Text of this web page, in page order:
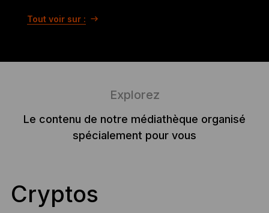
Tout voir sur :
Explorez
Le contenu de notre médiathèque organisé
spécialement pour vous
Cryptos